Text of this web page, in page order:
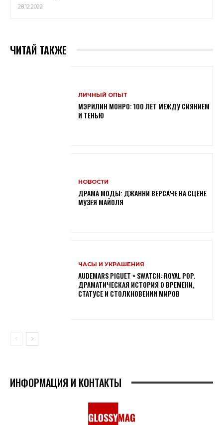
28.12.2022
ЧИТАЙ ТАКЖЕ
ЛИЧНЫЙ ОПЫТ
МЭРИЛИН МОНРО: 100 ЛЕТ МЕЖДУ СИЯНИЕМ
И ТЕНЬЮ
НОВОСТИ
ДРАМА МОДЫ: ДЖАННИ ВЕРСАЧЕ НА СЦЕНЕ
МУЗЕЯ МАЙОЛЯ
ЧАСЫ И УКРАШЕНИЯ
AUDEMARS PIGUET × SWATCH: ROYAL POP.
ДРАМАТИЧЕСКАЯ ИСТОРИЯ О ВРЕМЕНИ,
СТАТУСЕ И СТОЛКНОВЕНИИ МИРОВ
ИНФОРМАЦИЯ И КОНТАКТЫ